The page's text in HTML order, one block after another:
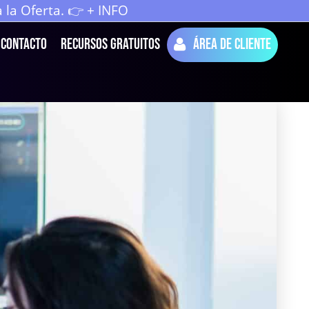
Oferta. 👉 + INFO
Contacto Recursos Gratuitos Área de cliente